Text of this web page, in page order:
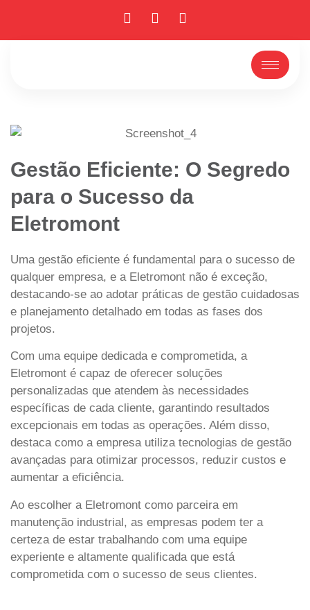
Gestão Eficiente: O Segredo
para o Sucesso da
Eletromont
Uma gestão eficiente é fundamental para o sucesso de
qualquer empresa, e a Eletromont não é exceção,
destacando-se ao adotar práticas de gestão cuidadosas
e planejamento detalhado em todas as fases dos
projetos.
Com uma equipe dedicada e comprometida, a
Eletromont é capaz de oferecer soluções
personalizadas que atendem às necessidades
específicas de cada cliente, garantindo resultados
excepcionais em todas as operações. Além disso,
destaca como a empresa utiliza tecnologias de gestão
avançadas para otimizar processos, reduzir custos e
aumentar a eficiência.
Ao escolher a Eletromont como parceira em
manutenção industrial, as empresas podem ter a
certeza de estar trabalhando com uma equipe
experiente e altamente qualificada que está
comprometida com o sucesso de seus clientes.